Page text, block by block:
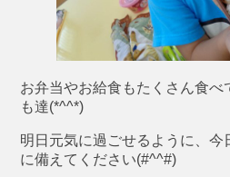
お弁当やお給食もたくさん食
も達(*^^*)
明日元気に過ごせるように、今
に備えてください(#^^#)